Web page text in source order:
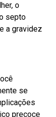
o
septo
a gravidez
se
precoce